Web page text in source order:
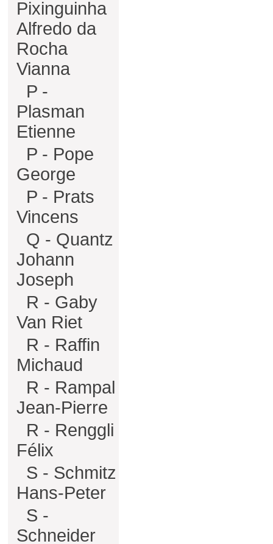
Pixinguinha
Alfredo da
Rocha
Vianna
P -
Plasman
Etienne
P - Pope
George
P - Prats
Vincens
Q - Quantz
Johann
Joseph
R - Gaby
Van Riet
R - Raffin
Michaud
R - Rampal
Jean-Pierre
R - Renggli
Félix
S - Schmitz
Hans-Peter
S -
Schneider